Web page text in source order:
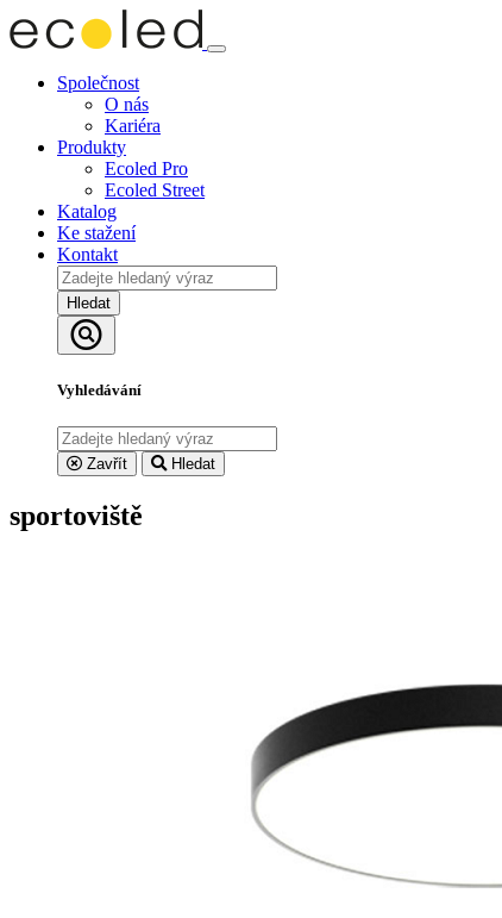
Společnost
O nás
Kariéra
Produkty
Ecoled Pro
Ecoled Street
Katalog
Ke stažení
Kontakt
Hledat
Vyhledávání
Zavřít Hledat
sportoviště